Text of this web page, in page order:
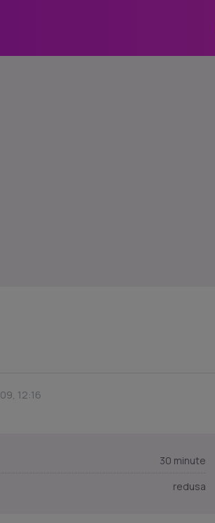
12:16
30 minute
redusa